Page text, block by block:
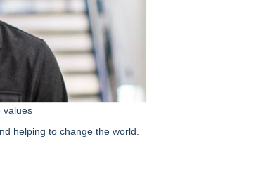
values
helping to change the world.